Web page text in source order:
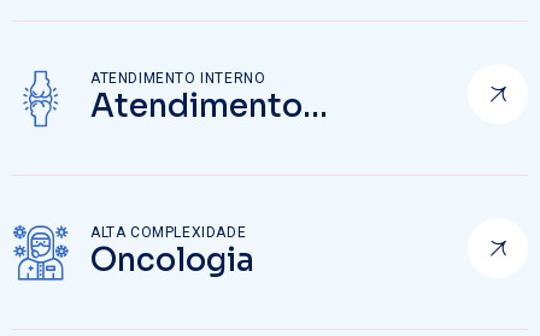
Atendimento
ATENDIMENTO INTERNO
Oncologia
ALTA COMPLEXIDADE